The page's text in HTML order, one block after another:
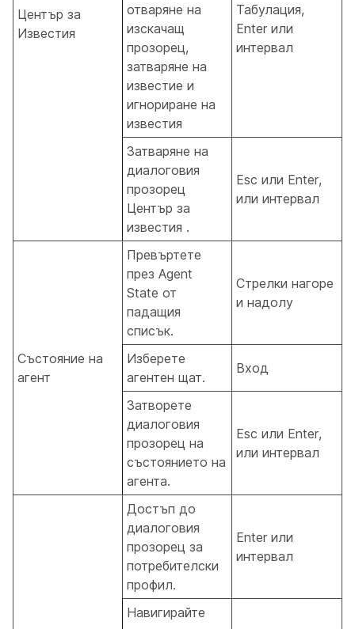
Център за
Известия
отваряне на
изскачащ
прозорец,
затваряне на
известие и
игнориране на
известия
Табулация,
Enter или
интервал
Затваряне на
диалоговия
прозорец
Център за
известия .
Esc или Enter,
или интервал
Състояние на
агент
Превъртете
през Agent
State от
падащия
списък.
Стрелки нагоре
и надолу
Изберете
агентен щат.
Вход
Затворете
диалоговия
прозорец на
състоянието на
агента.
Esc или Enter,
или интервал
Достъп до
диалоговия
прозорец за
потребителски
профил.
Enter или
интервал
Навигирайте